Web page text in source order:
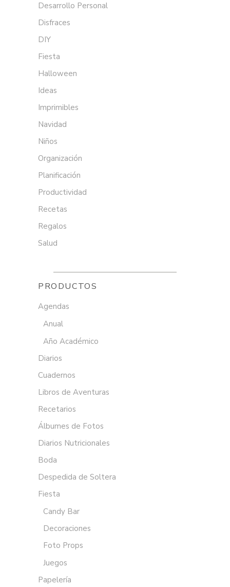
Desarrollo Personal
Disfraces
DIY
Fiesta
Halloween
Ideas
Imprimibles
Navidad
Niños
Organización
Planificación
Productividad
Recetas
Regalos
Salud
PRODUCTOS
Agendas
Anual
Año Académico
Diarios
Cuadernos
Libros de Aventuras
Recetarios
Álbumes de Fotos
Diarios Nutricionales
Boda
Despedida de Soltera
Fiesta
Candy Bar
Decoraciones
Foto Props
Juegos
Papelería